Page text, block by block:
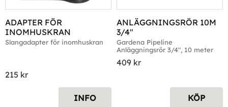
ADAPTER FÖR
INOMHUSKRAN
Slangadapter för inomhuskran
215 kr
INFO
ANLÄGGNINGSRÖR 10M
3/4"
Gardena Pipeline
Anläggningsrör 3/4", 10 meter
409 kr
KÖP